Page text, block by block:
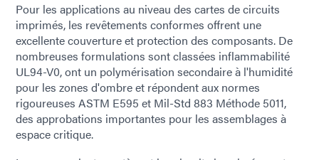
Pour les applications au niveau des cartes de circuits
imprimés, les revêtements conformes offrent une
excellente couverture et protection des composants. De
nombreuses formulations sont classées inflammabilité
UL94-V0, ont un polymérisation secondaire à l'humidité
pour les zones d'ombre et répondent aux normes
rigoureuses ASTM E595 et Mil-Std 883 Méthode 5011,
des approbations importantes pour les assemblages à
espace critique.